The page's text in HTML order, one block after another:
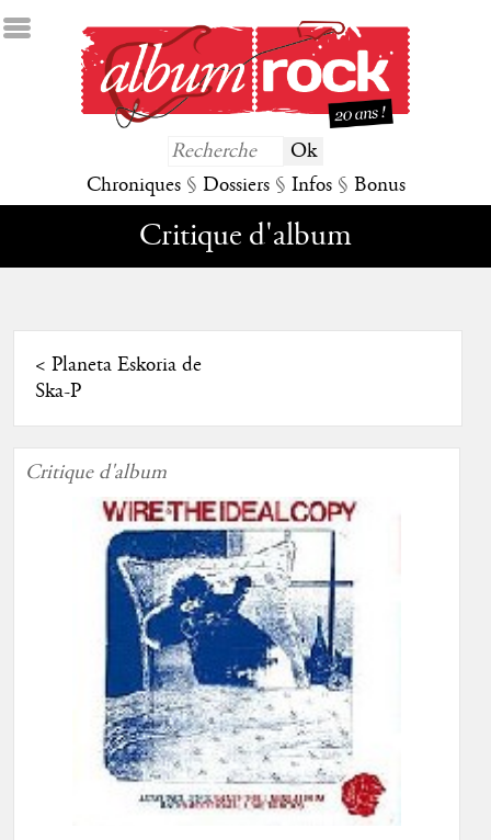
Chroniques § Dossiers § Infos § Bonus
Critique d'album
< Planeta Eskoria de
Ska-P
Critique d'album